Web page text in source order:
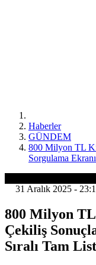
Haberler
GÜNDEM
800 Milyon TL
Sorgulama
31 Aralık 2025 -
800 Milyon TL
Çekiliş
Sıralı Tam